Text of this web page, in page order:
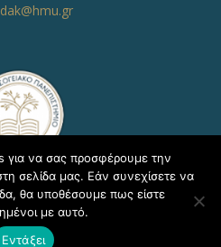
Τμήμα Υποστήριξης
για να σας προσφέρουμε την
σελίδα μας. Εάν συνεχίσετε να
θα υποθέσουμε πως είστε
με αυτό.
Εντάξει